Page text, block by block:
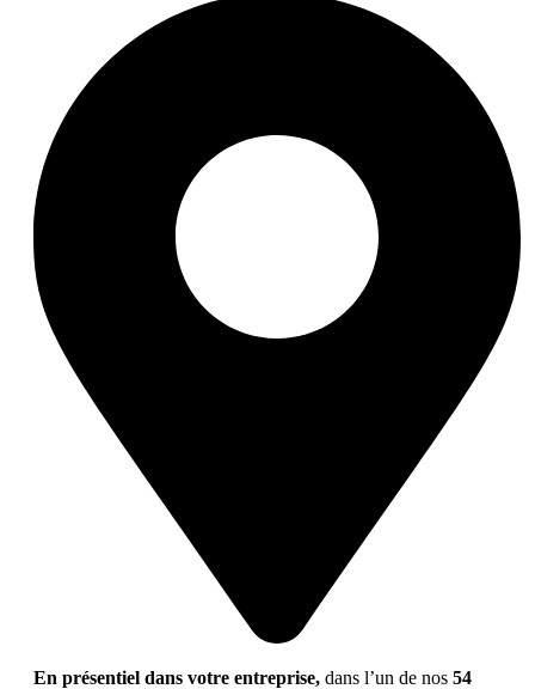
En présentiel dans votre entreprise, dans l’un de nos 54